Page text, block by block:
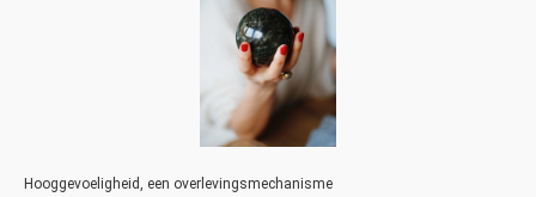
Hooggevoeligheid, een overlevingsmechanisme